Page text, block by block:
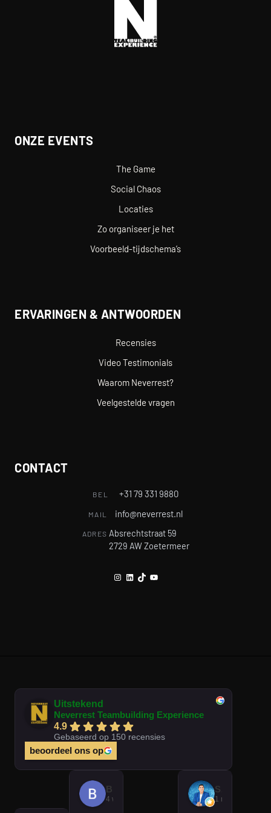
ONZE EVENTS
The Game
Social Chaos
Locaties
Zo organiseer je het
Voorbeeld-tijdschema’s
ERVARINGEN & ANTWOORDEN
Recensies
Video Testimonials
Waarom Neverrest?
Veelgestelde vragen
CONTACT
BEL +31 79 331 9880
MAIL info@neverrest.nl
ADRES Absrechtstraat 59
2729 AW Zoetermeer
Instagram
LinkedIn
TikTokYouTube
Uitstekend
Neverrest Teambuilding Experience
4.9
Gebaseerd op 150 recensies
beoordeel ons op
4 weken geleden 1 maand